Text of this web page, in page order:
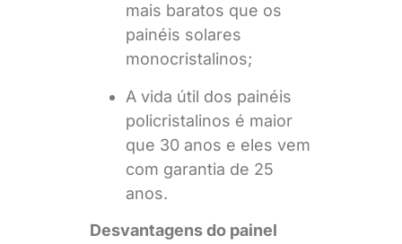
mais baratos que os
painéis solares
monocristalinos;
A vida útil dos painéis
policristalinos é maior
que 30 anos e eles vem
com garantia de 25
anos.
Desvantagens do painel